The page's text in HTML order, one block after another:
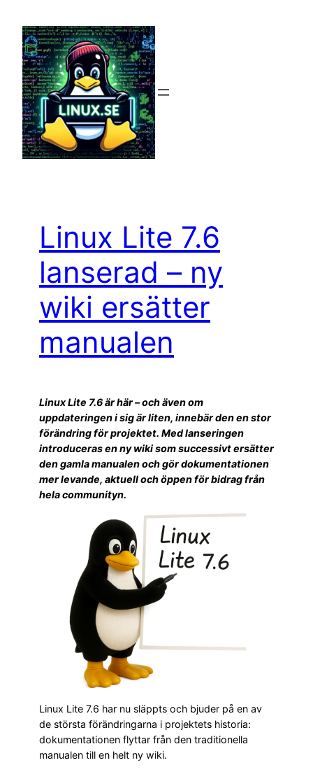
innehåll
Linux Lite 7.6
lanserad – ny
wiki ersätter
manualen
Linux Lite 7.6 är här – och även om
uppdateringen i sig är liten, innebär den en stor
förändring för projektet. Med lanseringen
introduceras en ny wiki som successivt ersätter
den gamla manualen och gör dokumentationen
mer levande, aktuell och öppen för bidrag från
hela communityn.
Linux Lite 7.6 har nu släppts och bjuder på en av
de största förändringarna i projektets historia:
dokumentationen flyttar från den traditionella
manualen till en helt ny wiki.